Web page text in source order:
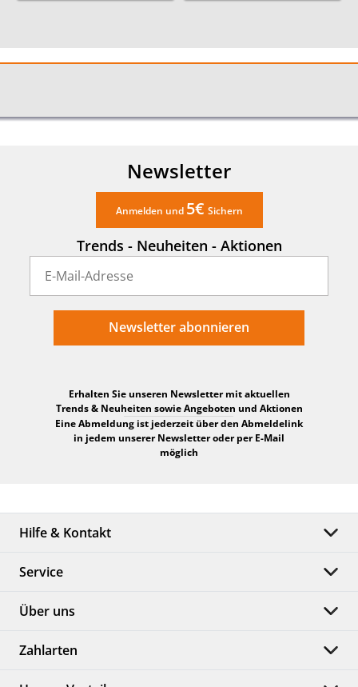
Newsletter
Anmelden und 5€ Sichern
Trends - Neuheiten - Aktionen
Newsletter abonnieren
Erhalten Sie unseren Newsletter mit aktuellen
Trends & Neuheiten sowie Angeboten und Aktionen
Eine Abmeldung ist jederzeit über den Abmeldelink
in jedem unserer Newsletter oder per E-Mail
möglich
Hilfe & Kontakt
Service
Über uns
Zahlarten